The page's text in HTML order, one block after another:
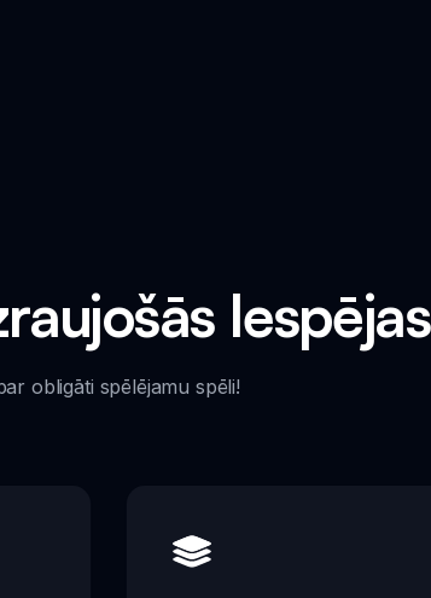
Iespējas
obligāti spēlējamu spēli!